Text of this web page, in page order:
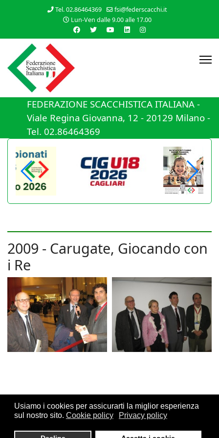
Usiamo i cookies per assicurarti la miglior esperienza
sul nostro sito. Cookie policy Privacy policy
Tel. 02.86464369
fsi@federscacchi.it
Lun-Ven dalle 9.00 alle 17.00
FEDERAZIONE SCACCHISTICA ITALIANA -
Viale Regina Giovanna, 12 - 20129 Milano -
Tel. 02.86464369
2009 - Carugate, Giocando con
i Re